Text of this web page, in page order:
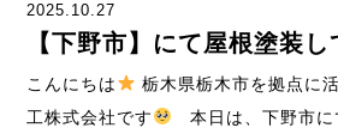
2025.10.27
【下野市】にて屋根塗装
こんにちは
栃木県栃木市を拠点に
工株式会社です
本日は、下野市に